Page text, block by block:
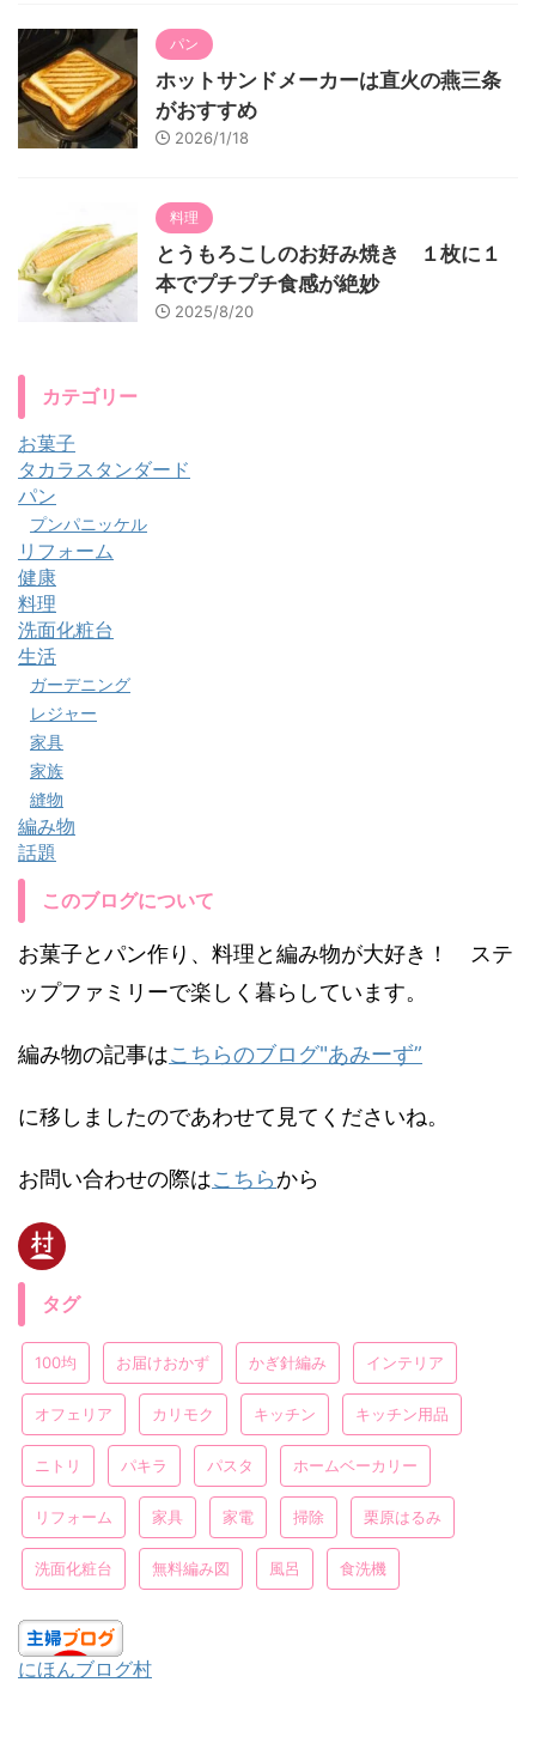
パン
ホットサンドメーカーは直火の燕三条
がおすすめ
2026/1/18
料理
とうもろこしのお好み焼き １枚に１
本でプチプチ食感が絶妙
2025/8/20
カテゴリー
お菓子
タカラスタンダード
パン
プンパニッケル
リフォーム
健康
料理
洗面化粧台
生活
ガーデニング
レジャー
家具
家族
縫物
編み物
話題
このブログについて
お菓子とパン作り、料理と編み物が大好き！ ステ
ップファミリーで楽しく暮らしています。
編み物の記事はこちらのブログ"あみーず”
に移しましたのであわせて見てくださいね。
お問い合わせの際はこちらから
タグ
100均 お届けおかず かぎ針編み インテリア
オフェリア カリモク キッチン キッチン用品
ニトリ パキラ パスタ ホームベーカリー
リフォーム 家具 家電 掃除 栗原はるみ
洗面化粧台 無料編み図 風呂 食洗機
にほんブログ村